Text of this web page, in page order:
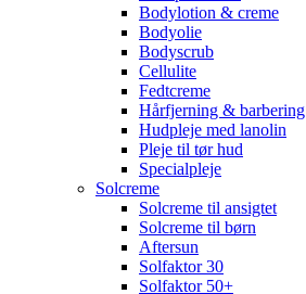
Bodylotion & creme
Bodyolie
Bodyscrub
Cellulite
Fedtcreme
Hårfjerning & barbering
Hudpleje med lanolin
Pleje til tør hud
Specialpleje
Solcreme
Solcreme til ansigtet
Solcreme til børn
Aftersun
Solfaktor 30
Solfaktor 50+